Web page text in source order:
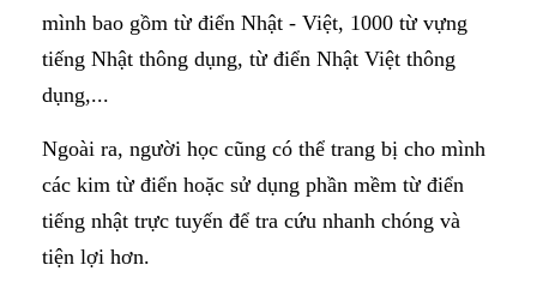
mình bao gồm từ điển Nhật - Việt, 1000 từ vựng
tiếng Nhật thông dụng, từ điển Nhật Việt thông
dụng,...
Ngoài ra, người học cũng có thể trang bị cho mình
các kim từ điển hoặc sử dụng phần mềm từ điển
tiếng nhật trực tuyến để tra cứu nhanh chóng và
tiện lợi hơn.